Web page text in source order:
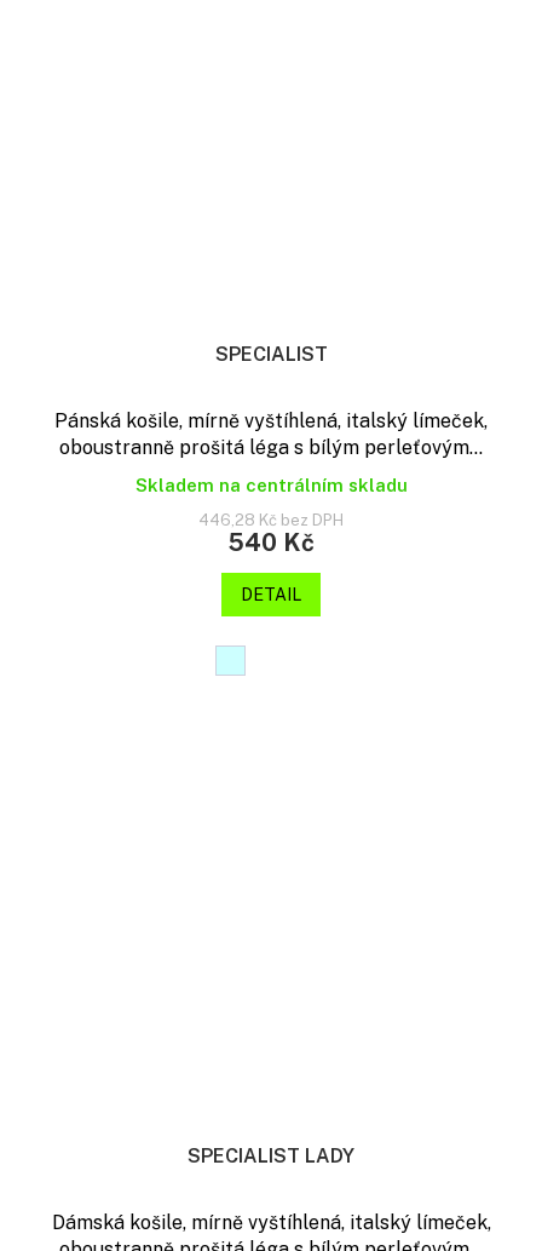
SPECIALIST
Pánská košile, mírně vyštíhlená, italský límeček,
oboustranně prošitá léga s bílým perleťovým...
Skladem na centrálním skladu
446,28 Kč bez DPH
540 Kč
DETAIL
SPECIALIST LADY
Dámská košile, mírně vyštíhlená, italský límeček,